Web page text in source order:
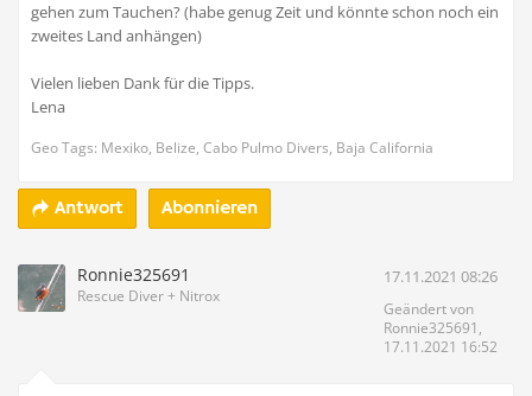
gehen zum Tauchen? (habe genug Zeit und könnte schon noch ein
zweites Land anhängen)
Vielen lieben Dank für die Tipps.
Lena
Geo Tags: Mexiko, Belize, Cabo Pulmo Divers, Baja California
Antwort Abonnieren
Ronnie325691
Rescue Diver + Nitrox
17.11.2021 08:26
Geändert von
Ronnie325691,
17.11.2021 16:52